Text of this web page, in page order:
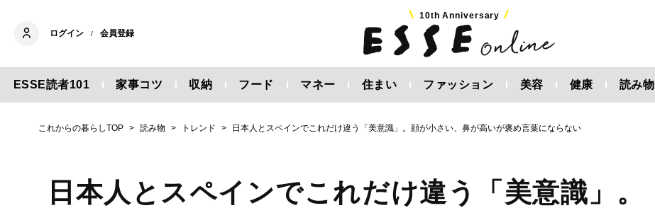
ログイン / 会員登録
10th Anniversary
ESSE読者101 家事コツ 収納 フード マネー 住まい ファッション 美容 健康 読み物
これからの暮らしTOP 読み物 トレンド 日本人とスペインでこれだけ違う「美意識」。顔が小さい、鼻が高いが褒め言葉にならない
日本人とスペインでこれだけ違う「美意識」。